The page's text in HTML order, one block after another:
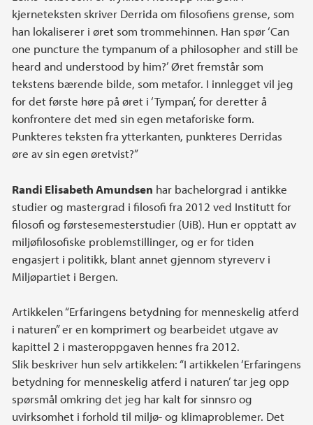
kjerneteksten skriver Derrida om filosofiens grense, som
han lokaliserer i øret som trommehinnen. Han spør ‘Can
one puncture the tympanum of a philosopher and still be
heard and understood by him?’ Øret fremstår som
tekstens bærende bilde, som metafor. I innlegget vil jeg
for det første høre på øret i ‘Tympan’, for deretter å
konfrontere det med sin egen metaforiske form.
Punkteres teksten fra ytterkanten, punkteres Derridas
øre av sin egen øretvist?”
Randi Elisabeth Amundsen har bachelorgrad i antikke
studier og mastergrad i filosofi fra 2012 ved Institutt for
filosofi og førstesemesterstudier (UiB). Hun er opptatt av
miljøfilosofiske problemstillinger, og er for tiden
engasjert i politikk, blant annet gjennom styreverv i
Miljøpartiet i Bergen.
Artikkelen “Erfaringens betydning for menneskelig atferd
i naturen” er en komprimert og bearbeidet utgave av
kapittel 2 i masteroppgaven hennes fra 2012.
Slik beskriver hun selv artikkelen: “I artikkelen ‘Erfaringens
betydning for menneskelig atferd i naturen’ tar jeg opp
spørsmål omkring det jeg har kalt for sinnsro og
uvirksomhet i forhold til miljø- og klimaproblemer. Det